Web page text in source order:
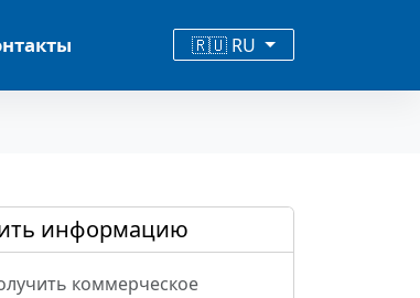
🇷🇺 RU
информацию
коммерческое